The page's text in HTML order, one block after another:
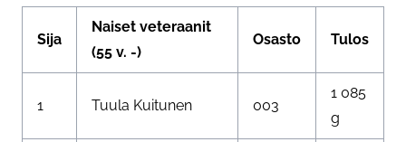
Sija
Naiset veteraanit
(55 v. -)
Osasto Tulos
1 Tuula Kuitunen 003
1 085
g